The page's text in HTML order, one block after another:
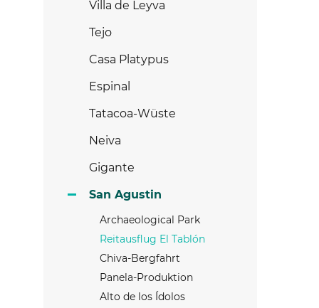
Villa de Leyva
Tejo
Casa Platypus
Espinal
Tatacoa-Wüste
Neiva
Gigante
San Agustin
Archaeological Park
Reitausflug El Tablón
Chiva-Bergfahrt
Panela-Produktion
Alto de los Ídolos